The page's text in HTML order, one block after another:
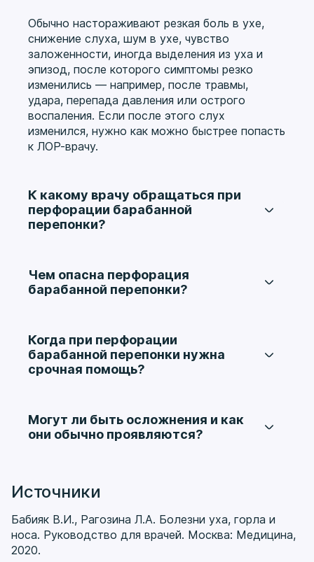
Обычно настораживают резкая боль в ухе,
снижение слуха, шум в ухе, чувство
заложенности, иногда выделения из уха и
эпизод, после которого симптомы резко
изменились — например, после травмы,
удара, перепада давления или острого
воспаления. Если после этого слух
изменился, нужно как можно быстрее попасть
к ЛОР-врачу.
К какому врачу обращаться при
перфорации барабанной
перепонки?
что-либо в ухо без осмотра нельзя, потому
что при поврежденной перепонке это может
Чем опасна перфорация
барабанной перепонки?
более глубокие отделы уха. Если
повреждение не заживает или осложняется
воспалением, могут сохраняться стойкие
Когда при перфорации
барабанной перепонки нужна
срочная помощь?
выделениях из уха, головокружении, шуме в
ухе или после травмы и перепада давления.
Могут ли быть осложнения и как
они обычно проявляются?
дефекта. Именно поэтому любые подозрения
на повреждение перепонки требуют ЛОР-
осмотра, а не домашнего лечения.
Источники
Бабияк В.И., Рагозина Л.А. Болезни уха, горла и
носа. Руководство для врачей. Москва: Медицина,
2020.